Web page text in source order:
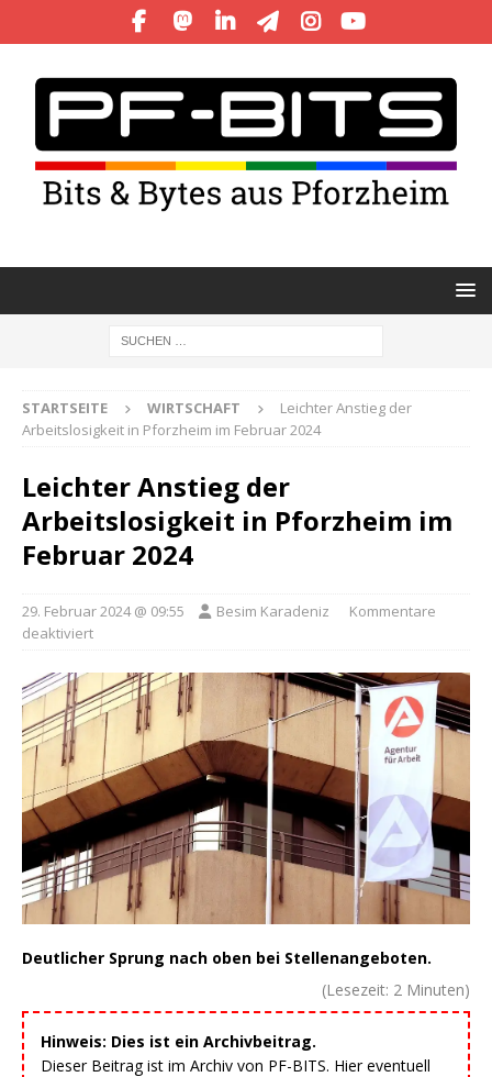
STARTSEITE WIRTSCHAFT
Leichter Anstieg der
Arbeitslosigkeit in Pforzheim im Februar 2024
Leichter Anstieg der
Arbeitslosigkeit in Pforzheim im
Februar 2024
29. Februar 2024 @ 09:55 Besim Karadeniz
Kommentare
deaktiviert
Deutlicher Sprung nach oben bei Stellenangeboten.
(Lesezeit: 2 Minuten)
Hinweis: Dies ist ein Archivbeitrag.
Dieser Beitrag ist im Archiv von PF-BITS. Hier eventuell